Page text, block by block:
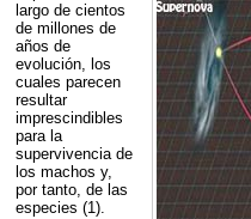
largo de cientos
de millones de
años de
evolución, los
cuales parecen
resultar
imprescindibles
para la
supervivencia de
los machos y,
por tanto, de las
especies (1).